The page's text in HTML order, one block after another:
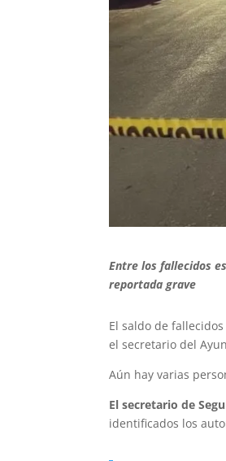
Entre los fallecidos
reportada grave
El saldo de
el secretario del
Aún hay varias
El secretario de
identificados los